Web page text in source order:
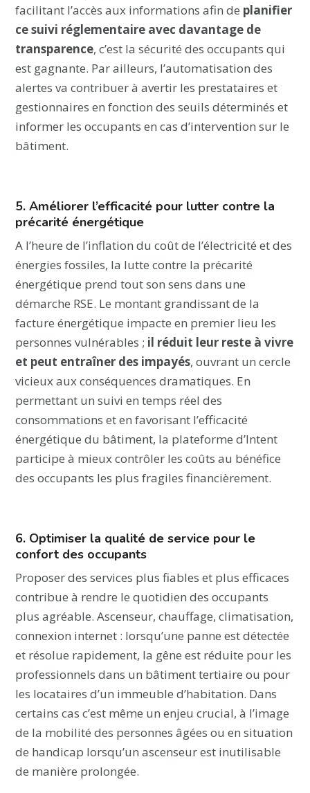
facilitant l’accès aux informations afin de planifier
ce suivi réglementaire avec davantage de
transparence, c’est la sécurité des occupants qui
est gagnante. Par ailleurs, l’automatisation des
alertes va contribuer à avertir les prestataires et
gestionnaires en fonction des seuils déterminés et
informer les occupants en cas d’intervention sur le
bâtiment.
5. Améliorer l’efficacité pour lutter contre la
précarité énergétique
A l’heure de l’inflation du coût de l’électricité et des
énergies fossiles, la lutte contre la précarité
énergétique prend tout son sens dans une
démarche RSE. Le montant grandissant de la
facture énergétique impacte en premier lieu les
personnes vulnérables ; il réduit leur reste à vivre
et peut entraîner des impayés, ouvrant un cercle
vicieux aux conséquences dramatiques. En
permettant un suivi en temps réel des
consommations et en favorisant l’efficacité
énergétique du bâtiment, la plateforme d’Intent
participe à mieux contrôler les coûts au bénéfice
des occupants les plus fragiles financièrement.
6. Optimiser la qualité de service pour le
confort des occupants
Proposer des services plus fiables et plus efficaces
contribue à rendre le quotidien des occupants
plus agréable. Ascenseur, chauffage, climatisation,
connexion internet : lorsqu’une panne est détectée
et résolue rapidement, la gêne est réduite pour les
professionnels dans un bâtiment tertiaire ou pour
les locataires d’un immeuble d’habitation. Dans
certains cas c’est même un enjeu crucial, à l’image
de la mobilité des personnes âgées ou en situation
de handicap lorsqu’un ascenseur est inutilisable
de manière prolongée.